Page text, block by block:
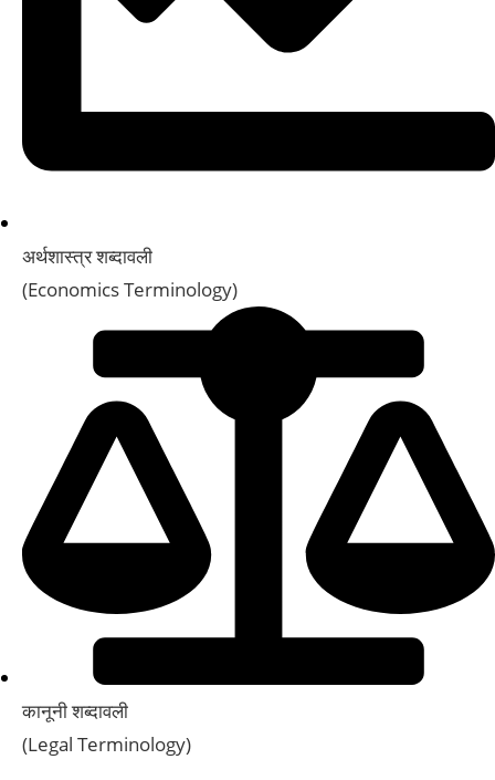
अर्थशास्त्र शब्दावली
(Economics Terminology)
कानूनी शब्दावली
(Legal Terminology)